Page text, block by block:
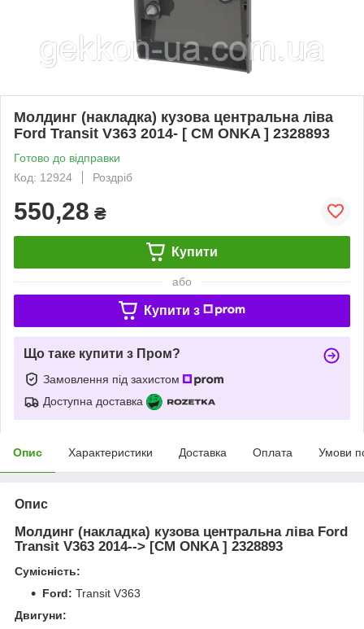
Молдинг (накладка) кузова центральна ліва
Ford Transit V363 2014- [ CM ONKA ] 2328893
Готово до відправки
Код: 12924
Роздріб
550,28 ₴
Купити
або
Купити з
Що таке купити з Пром?
Замовлення під захистом
Доступна доставка
Опис Характеристики Доставка Оплата Умови
Опис
Молдинг (накладка) кузова центральна ліва Ford
Transit V363 2014--> [CM ONKA ] 2328893
Сумісність:
Ford: Transit V363
Двигуни: